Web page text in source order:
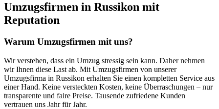
Umzugsfirmen in Russikon mit
Reputation
Warum Umzugsfirmen mit uns?
Wir verstehen, dass ein Umzug stressig sein kann. Daher nehmen
wir Ihnen diese Last ab. Mit Umzugsfirmen von unserer
Umzugsfirma in Russikon erhalten Sie einen kompletten Service aus
einer Hand. Keine versteckten Kosten, keine Überraschungen – nur
transparente und faire Preise. Tausende zufriedene Kunden
vertrauen uns Jahr für Jahr.